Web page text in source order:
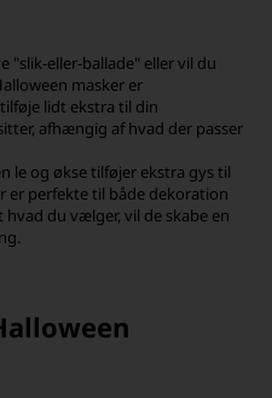
"slik-eller-ballade" eller vil du
masker er
lidt ekstra til din
afhængig af hvad der passer
le og økse tilføjer ekstra gys til
er perfekte til både dekoration
du vælger, vil de skabe en